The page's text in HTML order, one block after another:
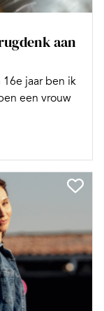
aan
jaar ben ik
een vrouw